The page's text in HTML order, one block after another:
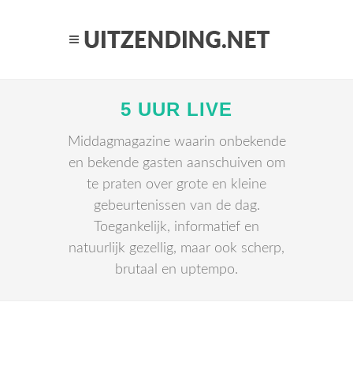
5 UUR LIVE
Middagmagazine waarin onbekende
en bekende gasten aanschuiven om
te praten over grote en kleine
gebeurtenissen van de dag.
Toegankelijk, informatief en
natuurlijk gezellig, maar ook scherp,
brutaal en uptempo.